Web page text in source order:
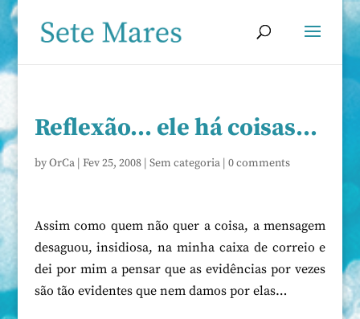
Reflexão… ele há coisas…
byOrCa| Fev 25, 2008| Sem categoria| 0 comments
Assim como quem não quer a coisa, a mensagem
desaguou, insidiosa, na minha caixa de correio e
dei por mim a pensar que as evidências por vezes
são tão evidentes que nem damos por elas…